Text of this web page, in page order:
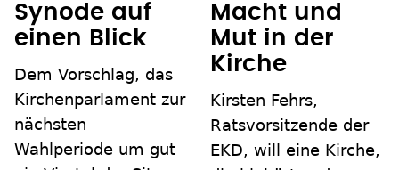
Synode auf
einen Blick
Dem Vorschlag, das
Kirchenparlament zur
nächsten
Wahlperiode um gut
Macht und
Mut in der
Kirche
Kirsten Fehrs,
Ratsvorsitzende der
EKD, will eine Kirche,